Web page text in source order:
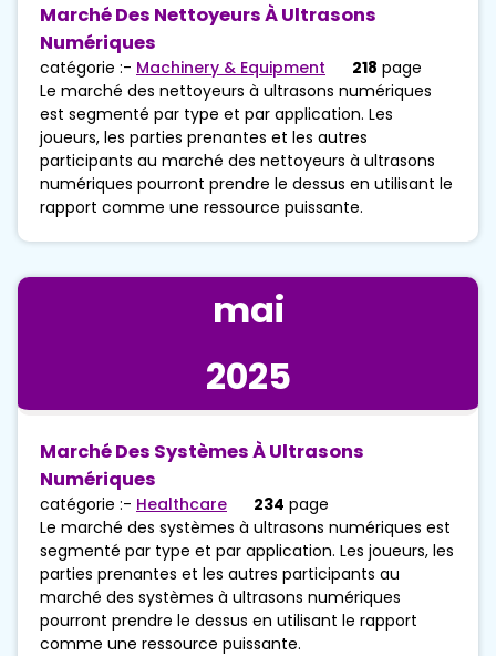
Marché Des Nettoyeurs À Ultrasons
Numériques
catégorie :- Machinery & Equipment 218 page
Le marché des nettoyeurs à ultrasons numériques
est segmenté par type et par application. Les
joueurs, les parties prenantes et les autres
participants au marché des nettoyeurs à ultrasons
numériques pourront prendre le dessus en utilisant le
rapport comme une ressource puissante.
mai
2025
Marché Des Systèmes À Ultrasons
Numériques
catégorie :- Healthcare 234 page
Le marché des systèmes à ultrasons numériques est
segmenté par type et par application. Les joueurs, les
parties prenantes et les autres participants au
marché des systèmes à ultrasons numériques
pourront prendre le dessus en utilisant le rapport
comme une ressource puissante.